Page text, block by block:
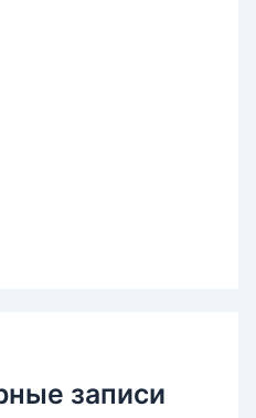
записи